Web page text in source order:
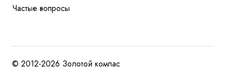
Частые вопросы
© 2012-2026 Золотой компас